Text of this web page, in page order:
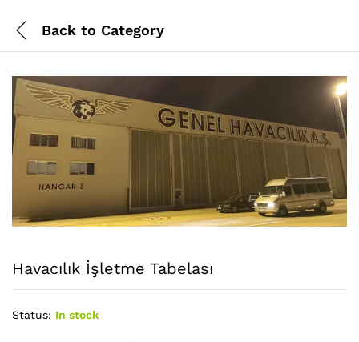
Back to Category
Havacılık İşletme Tabelası
Status: In stock